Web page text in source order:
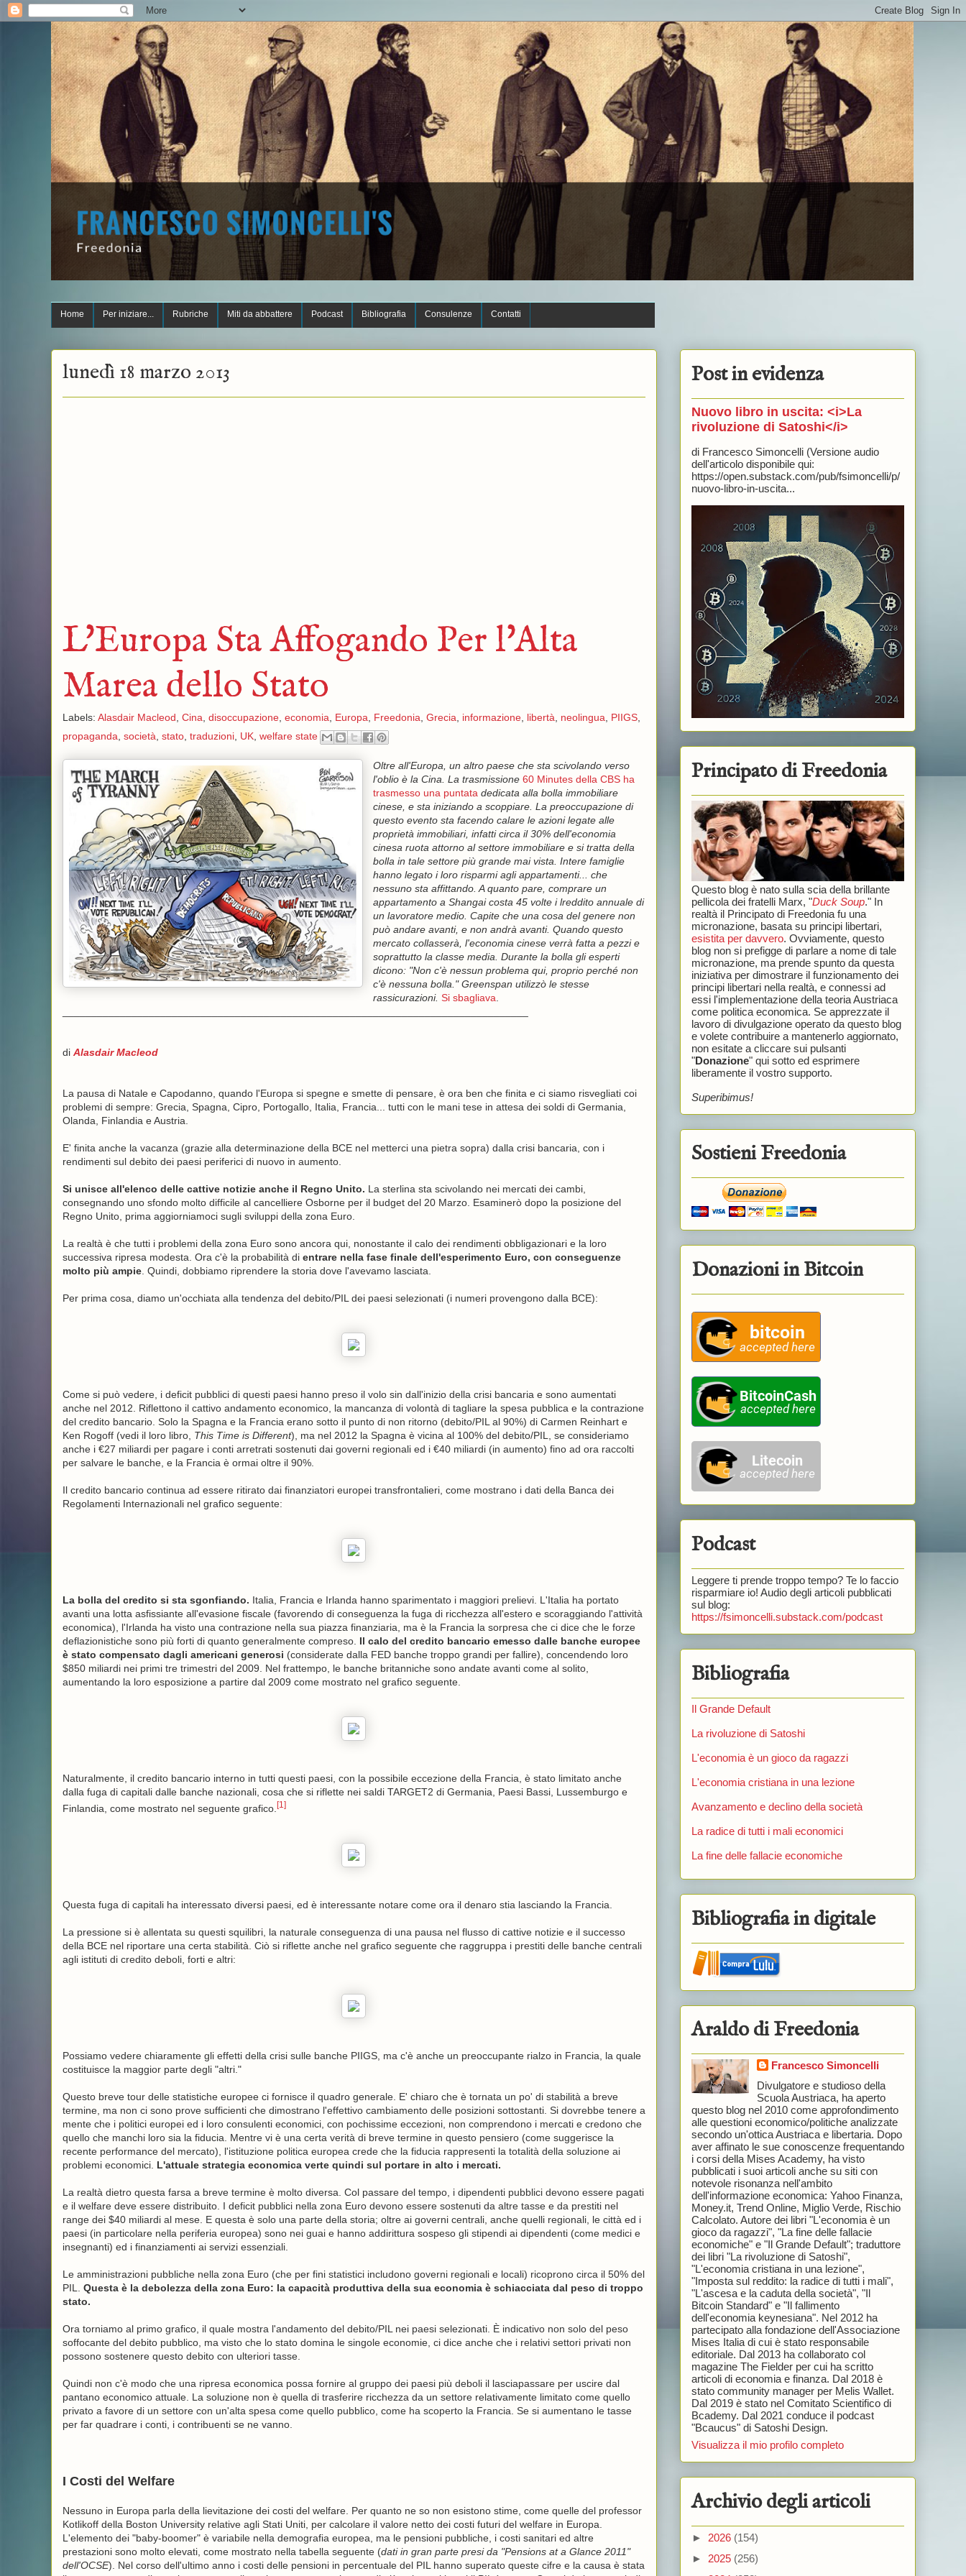
Home Per iniziare... Rubriche Miti da abbattere Podcast Bibliografia Consulenze Contatti
lunedì 18 marzo 2013
L'Europa Sta Affogando Per l'Alta
Marea dello Stato
Labels: Alasdair Macleod Cina disoccupazione, economia Europa Freedonia Grecia informazione, libertà neolingua PIIGS,
propaganda, società, stato, traduzioni, UK, welfare state
Oltre all'Europa, un altro paese che sta scivolando verso
l'oblio è la Cina. La trasmissione 60 Minutes della CBS ha
trasmesso una puntata dedicata alla bolla immobiliare
cinese, e sta iniziando a scoppiare. La preoccupazione di
questo evento sta facendo calare le azioni legate alle
proprietà immobiliari, infatti circa il 30% dell'economia
cinesa ruota attorno al settore immobiliare e si tratta della
bolla in tale settore più grande mai vista. Intere famiglie
hanno legato i loro risparmi agli appartamenti... che
nessuno sta affittando. A quanto pare, comprare un
appartamento a Shangai costa 45 volte i lreddito annuale di
un lavoratore medio. Capite che una cosa del genere non
può andare avanti, e non andrà avanti. Quando questo
mercato collasserà, l'economia cinese verrà fatta a pezzi e
soprattutto la classe media. Durante la bolla gli esperti
dicono: "Non c'è nessun problema qui, proprio perché non
c'è nessuna bolla." Greenspan utilizzò le stesse
rassicurazioni. Si sbagliava
di Alasdair Macleod
La pausa di Natale e Capodanno, quando l'Europa si spegne e smette di pensare, è ora ben che finita e ci siamo risvegliati coi
problemi di sempre: Grecia, Spagna, Cipro, Portogallo, Italia, Francia... tutti con le mani tese in attesa dei soldi di Germania,
Olanda, Finlandia e Austria.
E' finita anche la vacanza (grazie alla determinazione della BCE nel metterci una pietra sopra) dalla crisi bancaria, con i
rendimenti sul debito dei paesi periferici di nuovo in aumento.
Si unisce all'elenco delle cattive notizie anche il Regno Unito. La sterlina sta scivolando nei mercati dei cambi,
consegnando uno sfondo molto difficile al cancelliere Osborne per il budget del 20 Marzo. Esaminerò dopo la posizione del
Regno Unito, prima aggiorniamoci sugli sviluppi della zona Euro.
La realtà è che tutti i problemi della zona Euro sono ancora qui, nonostante il calo dei rendimenti obbligazionari e la loro
successiva ripresa modesta. Ora c'è la probabilità di entrare nella fase finale dell'esperimento Euro, con conseguenze
molto più ampie. Quindi, dobbiamo riprendere la storia dove l'avevamo lasciata.
Per prima cosa, diamo un'occhiata alla tendenza del debito/PIL dei paesi selezionati (i numeri provengono dalla BCE):
Come si può vedere, i deficit pubblici di questi paesi hanno preso il volo sin dall'inizio della crisi bancaria e sono aumentati
anche nel 2012. Riflettono il cattivo andamento economico, la mancanza di volontà di tagliare la spesa pubblica e la contrazione
del credito bancario. Solo la Spagna e la Francia erano sotto il punto di non ritorno (debito/PIL al 90%) di Carmen Reinhart e
Ken Rogoff (vedi il loro libro, This Time is Different), ma nel 2012 la Spagna è vicina al 100% del debito/PIL, se consideriamo
anche i €27 miliardi per pagare i conti arretrati sostenuti dai governi regionali ed i €40 miliardi (in aumento) fino ad ora raccolti
per salvare le banche, e la Francia è ormai oltre il 90%.
Il credito bancario continua ad essere ritirato dai finanziatori europei transfrontalieri, come mostrano i dati della Banca dei
Regolamenti Internazionali nel grafico seguente:
La bolla del credito si sta sgonfiando. Italia, Francia e Irlanda hanno sparimentato i maggiori prelievi. L'Italia ha portato
avanti una lotta asfissiante all'evasione fiscale (favorendo di conseguenza la fuga di ricchezza all'estero e scoraggiando l'attività
economica), l'Irlanda ha visto una contrazione nella sua piazza finanziaria, ma è la Francia la sorpresa che ci dice che le forze
deflazionistiche sono più forti di quanto generalmente compreso. Il calo del credito bancario emesso dalle banche europee
è stato compensato dagli americani generosi (considerate dalla FED banche troppo grandi per fallire), concendendo loro
$850 miliardi nei primi tre trimestri del 2009. Nel frattempo, le banche britanniche sono andate avanti come al solito,
aumentando la loro esposizione a partire dal 2009 come mostrato nel grafico seguente.
Naturalmente, il credito bancario interno in tutti questi paesi, con la possibile eccezione della Francia, è stato limitato anche
dalla fuga di capitali dalle banche nazionali, cosa che si riflette nei saldi TARGET2 di Germania, Paesi Bassi, Lussemburgo e
Finlandia, come mostrato nel seguente grafico. [1]
Questa fuga di capitali ha interessato diversi paesi, ed è interessante notare come ora il denaro stia lasciando la Francia.
La pressione si è allentata su questi squilibri, la naturale conseguenza di una pausa nel flusso di cattive notizie e il successo
della BCE nel riportare una certa stabilità. Ciò si riflette anche nel grafico seguente che raggruppa i prestiti delle banche centrali
agli istituti di credito deboli, forti e altri:
Possiamo vedere chiaramente gli effetti della crisi sulle banche PIIGS, ma c'è anche un preoccupante rialzo in Francia, la quale
costituisce la maggior parte degli "altri."
Questo breve tour delle statistiche europee ci fornisce il quadro generale. E' chiaro che è tornata un po' di stabilità a breve
termine, ma non ci sono prove sufficienti che dimostrano l'effettivo cambiamento delle posizioni sottostanti. Si dovrebbe tenere a
mente che i politici europei ed i loro consulenti economici, con pochissime eccezioni, non comprendono i mercati e credono che
quello che manchi loro sia la fiducia. Mentre vi è una certa verità di breve termine in questo pensiero (come suggerisce la
recente performance del mercato), l'istituzione politica europea crede che la fiducia rappresenti la totalità della soluzione ai
problemi economici. L'attuale strategia economica verte quindi sul portare in alto i mercati.
La realtà dietro questa farsa a breve termine è molto diversa. Col passare del tempo, i dipendenti pubblici devono essere pagati
e il welfare deve essere distribuito. I deficit pubblici nella zona Euro devono essere sostenuti da altre tasse e da prestiti nel
range dei $40 miliardi al mese. E questa è solo una parte della storia; oltre ai governi centrali, anche quelli regionali, le città ed i
paesi (in particolare nella periferia europea) sono nei guai e hanno addirittura sospeso gli stipendi ai dipendenti (come medici e
insegnanti) ed i finanziamenti ai servizi essenziali.
Le amministrazioni pubbliche nella zona Euro (che per fini statistici includono governi regionali e locali) ricoprono circa il 50% del
PIL. Questa è la debolezza della zona Euro: la capacità produttiva della sua economia è schiacciata dal peso di troppo
stato.
Ora torniamo al primo grafico, il quale mostra l'andamento del debito/PIL nei paesi selezionati. È indicativo non solo del peso
soffocante del debito pubblico, ma visto che lo stato domina le singole economie, ci dice anche che i relativi settori privati ​​non
possono sostenere questo debito con ulteriori tasse.
Quindi non c'è modo che una ripresa economica possa fornire al gruppo dei paesi più deboli il lasciapassare per uscire dal
pantano economico attuale. La soluzione non è quella di trasferire ricchezza da un settore relativamente limitato come quello
privato a favore di un settore con un'alta spesa come quello pubblico, come ha scoperto la Francia. Se si aumentano le tasse
per far quadrare i conti, i contribuenti se ne vanno.
I Costi del Welfare
Nessuno in Europa parla della lievitazione dei costi del welfare. Per quanto ne so non esistono stime, come quelle del professor
Kotlikoff della Boston University relative agli Stati Uniti, per calcolare il valore netto dei costi futuri del welfare in Europa.
L'elemento dei "baby-boomer" è variabile nella demografia europea, ma le pensioni pubbliche, i costi sanitari ed altre
prestazioni sono molto elevati, come mostrato nella tabella seguente (dati in gran parte presi da "Pensions at a Glance 2011"
dell'OCSE). Nel corso dell'ultimo anno i costi delle pensioni in percentuale del PIL hanno superato queste cifre e la causa è stata
Post in evidenza
Nuovo libro in uscita: <i>La
rivoluzione di Satoshi</i>
di Francesco Simoncelli (Versione audio
dell'articolo disponibile qui:
https://open.substack.com/pub/fsimoncelli/p/
nuovo-libro-in-uscita...
Principato di Freedonia
Questo blog è nato sulla scia della brillante
pellicola dei fratelli Marx, "Duck Soup." In
realtà il Principato di Freedonia fu una
micronazione, basata su principi libertari,
esistita per davvero. Ovviamente, questo
blog non si prefigge di parlare a nome di tale
micronazione, ma prende spunto da questa
iniziativa per dimostrare il funzionamento dei
principi libertari nella realtà, e connessi ad
essi l'implementazione della teoria Austriaca
come politica economica. Se apprezzate il
lavoro di divulgazione operato da questo blog
e volete contribuire a mantenerlo aggiornato,
non esitate a cliccare sui pulsanti
"Donazione" qui sotto ed esprimere
liberamente il vostro supporto.
Superibimus!
Sostieni Freedonia
Donazioni in Bitcoin
Podcast
Leggere ti prende troppo tempo? Te lo faccio
risparmiare io! Audio degli articoli pubblicati
sul blog:
https://fsimoncelli.substack.com/podcast
Bibliografia
Il Grande Default
La rivoluzione di Satoshi
L'economia è un gioco da ragazzi
L'economia cristiana in una lezione
Avanzamento e declino della società
La radice di tutti i mali economici
La fine delle fallacie economiche
Bibliografia in digitale
Araldo di Freedonia
Francesco Simoncelli
Divulgatore e studioso della
Scuola Austriaca, ha aperto
questo blog nel 2010 come approfondimento
alle questioni economico/politiche analizzate
secondo un'ottica Austriaca e libertaria. Dopo
aver affinato le sue conoscenze frequentando
i corsi della Mises Academy, ha visto
pubblicati i suoi articoli anche su siti con
notevole risonanza nell'ambito
dell'informazione economica: Yahoo Finanza,
Money.it, Trend Online, Miglio Verde, Rischio
Calcolato. Autore dei libri "L'economia è un
gioco da ragazzi", "La fine delle fallacie
economiche" e "Il Grande Default"; traduttore
dei libri "La rivoluzione di Satoshi",
"L'economia cristiana in una lezione",
"Imposta sul reddito: la radice di tutti i mali",
"L'ascesa e la caduta della società", "Il
Bitcoin Standard" e "Il fallimento
dell'economia keynesiana". Nel 2012 ha
partecipato alla fondazione dell'Associazione
Mises Italia di cui è stato responsabile
editoriale. Dal 2013 ha collaborato col
magazine The Fielder per cui ha scritto
articoli di economia e finanza. Dal 2018 è
stato community manager per Melis Wallet.
Dal 2019 è stato nel Comitato Scientifico di
Bcademy. Dal 2021 conduce il podcast
"Bcaucus" di Satoshi Design.
Visualizza il mio profilo completo
Archivio degli articoli
► 2026 (154)
► 2025 (256)